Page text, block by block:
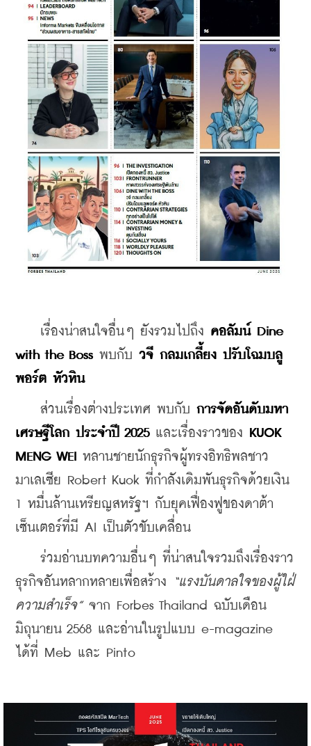
เรื่องน่าสนใจอื่นๆ ยังรวมไปถึง คอลัมน์ Dine
with the Boss พบกับ วจี กลมเกลี้ยง ปรับโฉมบลู
พอร์ต หัวหิน
ส่วนเรื่องต่างประเทศ พบกับ การจัดอันดับมหา
เศรษฐีโลก ประจำปี 2025 และเรื่องราวของ
KUOK
MENG WEI
หลานชายนักธุรกิจผู้ทรงอิทธิพลชาว
มาเลเซีย Robert Kuok ที่กำลังเดิมพันธุรกิจด้วยเงิน
1 หมื่นล้านเหรียญสหรัฐฯ กับยุคเฟื่องฟูของดาต้า
เซ็นเตอร์ที่มี AI เป็นตัวขับเคลื่อน
ร่วมอ่านบทความอื่นๆ ที่น่าสนใจรวมถึงเรื่องราว
ธุรกิจอันหลากหลายเพื่อสร้าง
“แรงบันดาลใจของผู้ใฝ่
ความสำเร็จ” จาก Forbes Thailand ฉบับเดือน
มิถุนายน 2568 และอ่านในรูปแบบ e-magazine
ได้ที่ Meb และ Pinto